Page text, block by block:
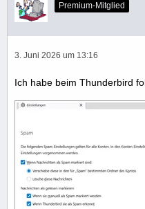
Premium-Mitglied
3. Juni 2026 um 13:16
Ich habe beim Thunderbird